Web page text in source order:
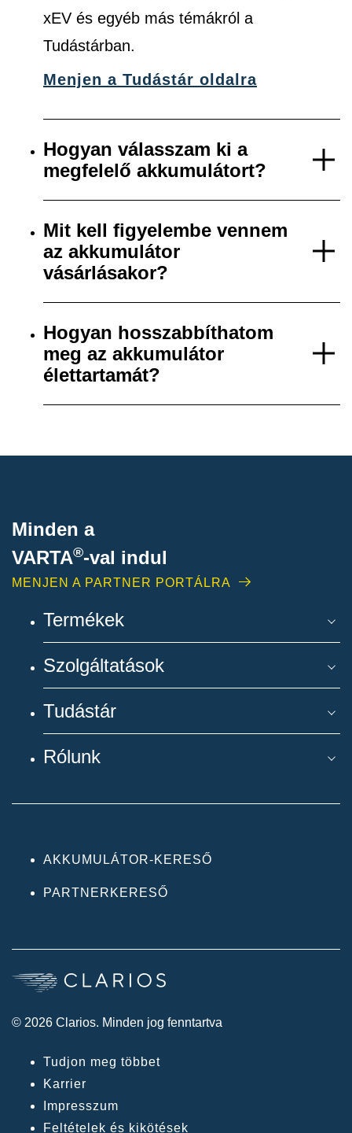
xEV és egyéb más témákról a
Tudástárban.
Menjen a Tudástár oldalra
Hogyan válasszam ki a
megfelelő akkumulátort?
Mit kell figyelembe vennem
az akkumulátor
vásárlásakor?
Hogyan hosszabbíthatom
meg az akkumulátor
élettartamát?
Minden a
VARTA®-val indul
MENJEN A PARTNER PORTÁLRA
Termékek
Szolgáltatások
Tudástár
Rólunk
AKKUMULÁTOR-KERESŐ
PARTNERKERESŐ
© 2026 Clarios. Minden jog fenntartva
Tudjon meg többet
Karrier
Impresszum
Feltételek és kikötések